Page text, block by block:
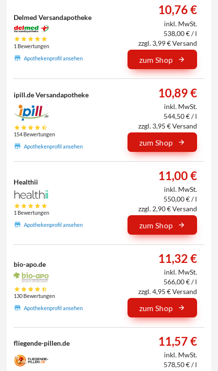
Delmed Versandapotheke
1 Bewertungen
Apothekenprofil ansehen
10,76 €
inkl. MwSt.
538,00 € / l
zzgl. 3,99 € Versand
zum Shop
ipill.de Versandapotheke
154 Bewertungen
Apothekenprofil ansehen
10,89 €
inkl. MwSt.
544,50 € / l
zzgl. 3,95 € Versand
zum Shop
Healthii
1 Bewertungen
Apothekenprofil ansehen
11,00 €
inkl. MwSt.
550,00 € / l
zzgl. 2,90 € Versand
zum Shop
bio-apo.de
130 Bewertungen
Apothekenprofil ansehen
11,32 €
inkl. MwSt.
566,00 € / l
zzgl. 4,95 € Versand
zum Shop
fliegende-pillen.de 11,57 €
inkl. MwSt.
578,50 € / l